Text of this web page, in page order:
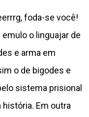
foda-se você!
o linguajar de
e arma em
o de bigodes e
sistema prisional
Em outra